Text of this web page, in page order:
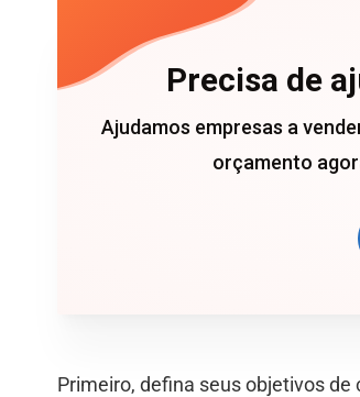
Precisa de
Ajudamos empresas a
orçamento
Primeiro, defina seus objetivos